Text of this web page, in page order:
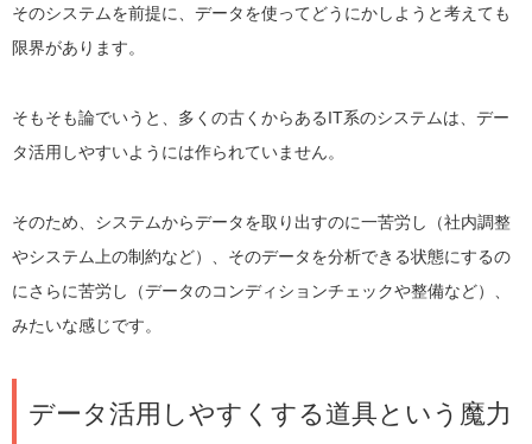
そのシステムを前提に、データを使ってどうにかしようと考えても
限界があります。
そもそも論でいうと、多くの古くからあるIT系のシステムは、デー
タ活用しやすいようには作られていません。
そのため、システムからデータを取り出すのに一苦労し（社内調整
やシステム上の制約など）、そのデータを分析できる状態にするの
にさらに苦労し（データのコンディションチェックや整備など）、
みたいな感じです。
データ活用しやすくする道具という魔力